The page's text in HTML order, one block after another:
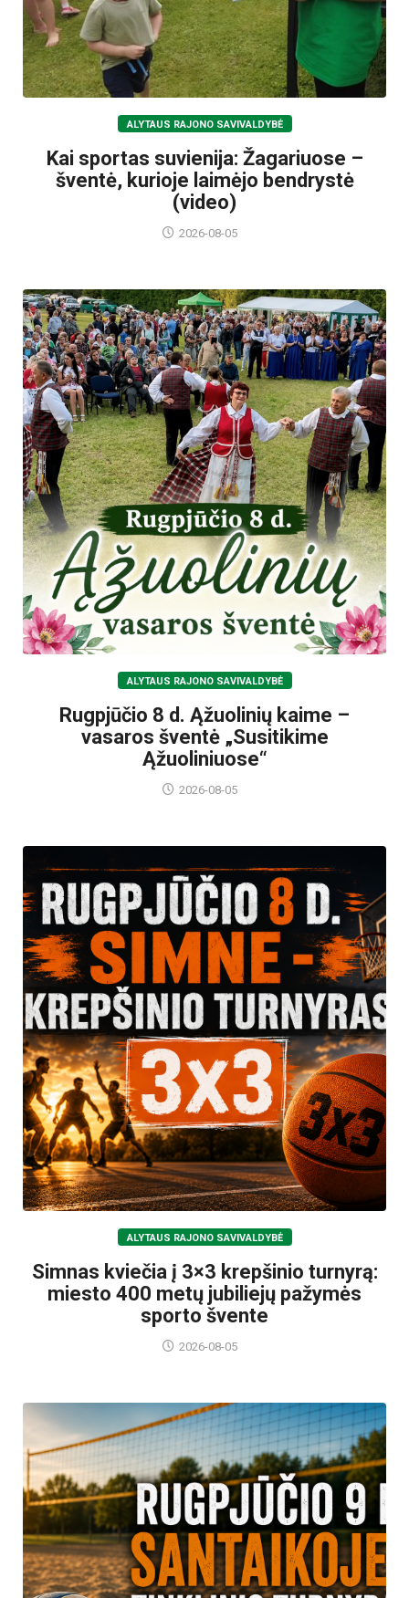
ALYTAUS RAJONO SAVIVALDYBĖ
Kai sportas suvienija: Žagariuose –
šventė, kurioje laimėjo bendrystė
(video)
2026-08-05
ALYTAUS RAJONO SAVIVALDYBĖ
Rugpjūčio 8 d. Ąžuolinių kaime –
vasaros šventė „Susitikime
Ąžuoliniuose“
2026-08-05
ALYTAUS RAJONO SAVIVALDYBĖ
Simnas kviečia į 3×3 krepšinio turnyrą:
miesto 400 metų jubiliejų pažymės
sporto švente
2026-08-05